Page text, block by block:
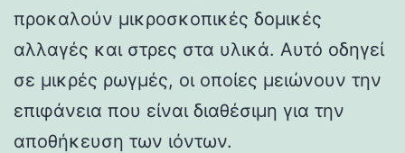
προκαλούν μικροσκοπικές δομικές
αλλαγές και στρες στα υλικά. Αυτό οδηγεί
σε μικρές ρωγμές, οι οποίες μειώνουν την
επιφάνεια που είναι διαθέσιμη για την
αποθήκευση των ιόντων.